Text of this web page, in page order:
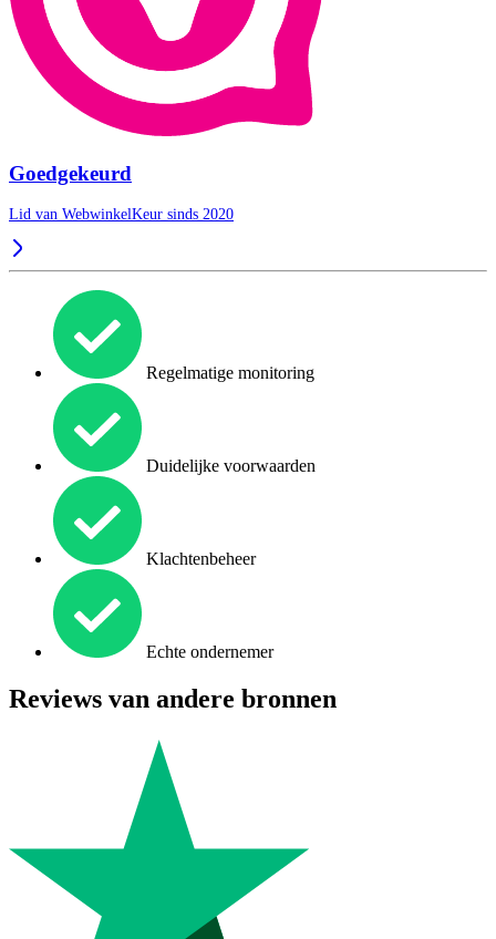
Goedgekeurd
Lid van WebwinkelKeur sinds 2020
Regelmatige monitoring
Duidelijke voorwaarden
Klachtenbeheer
Echte ondernemer
Reviews van andere bronnen